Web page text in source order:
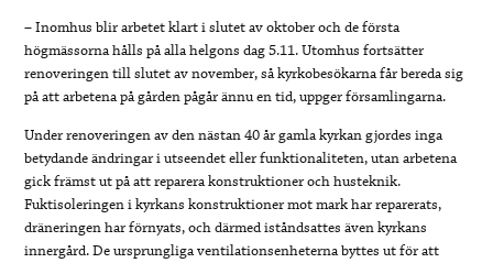
– Inomhus blir arbetet klart i slutet av oktober och de första
högmässorna hålls på alla helgons dag 5.11. Utomhus fortsätter
renoveringen till slutet av november, så kyrkobesökarna får bereda sig
på att arbetena på gården pågår ännu en tid, uppger församlingarna.
Under renoveringen av den nästan 40 år gamla kyrkan gjordes inga
betydande ändringar i utseendet eller funktionaliteten, utan arbetena
gick främst ut på att reparera konstruktioner och husteknik.
Fuktisoleringen i kyrkans konstruktioner mot mark har reparerats,
dräneringen har förnyats, och därmed iståndsattes även kyrkans
innergård. De ursprungliga ventilationsenheterna byttes ut för att